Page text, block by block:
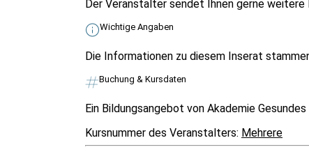
Der Veranstalter sendet Ihnen gerne
Wichtige Angaben
Die Informationen zu diesem Inserat
Buchung & Kursdaten
Ein Bildungsangebot von Akademie
Kursnummer des Veranstalters: Mehrere